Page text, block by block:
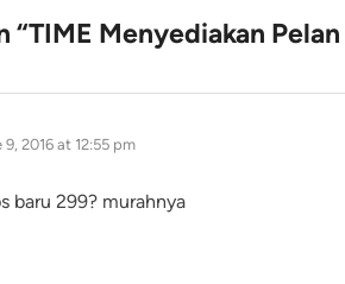
“TIME Menyediakan
9, 2016 at 12:55 pm
baru 299? murahnya